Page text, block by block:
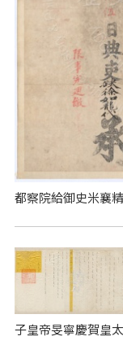
都察院給御史米襄
子皇帝旻寧慶賀皇